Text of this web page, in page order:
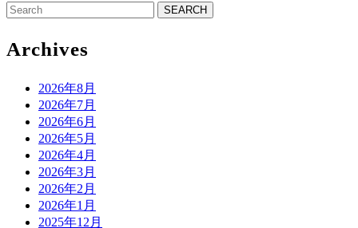
Search
for:
Archives
2026年8月
2026年7月
2026年6月
2026年5月
2026年4月
2026年3月
2026年2月
2026年1月
2025年12月